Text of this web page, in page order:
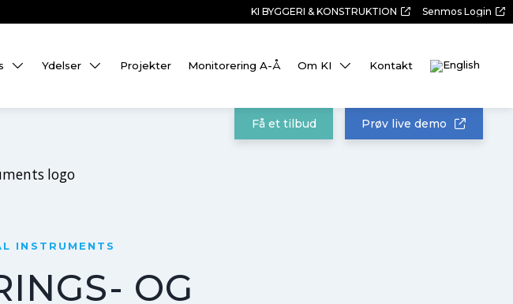
KI BYGGERI & KONSTRUKTION Senmos Login
Ydelser Projekter Monitorering A-Å Om KI Kontakt
Få et tilbud Prøv live demo
INSTRUMENTS
OG